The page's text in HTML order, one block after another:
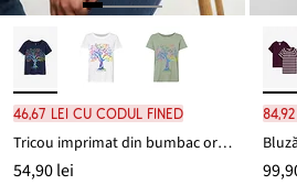
46,67 lei cu codul FINED
Tricou imprimat din bumbac organic
54,90 lei